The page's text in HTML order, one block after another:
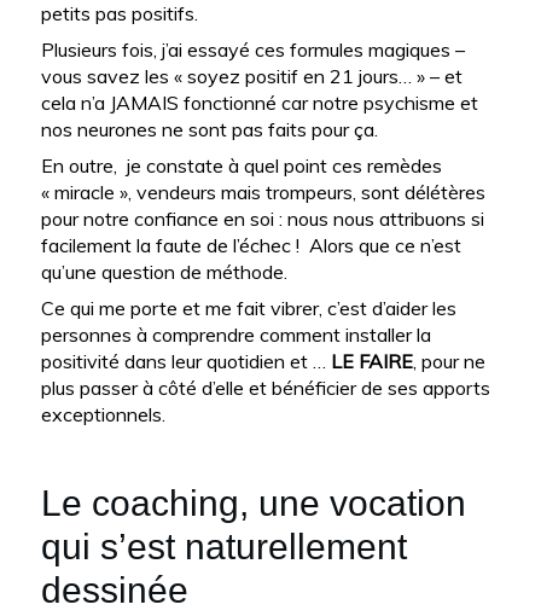
petits pas positifs.
Plusieurs fois, j’ai essayé ces formules magiques –
vous savez les « soyez positif en 21 jours… » – et
cela n’a JAMAIS fonctionné car notre psychisme et
nos neurones ne sont pas faits pour ça.
En outre, je constate à quel point ces remèdes
« miracle », vendeurs mais trompeurs, sont délétères
pour notre confiance en soi : nous nous attribuons si
facilement la faute de l’échec ! Alors que ce n’est
qu’une question de méthode.
Ce qui me porte et me fait vibrer, c’est d’aider les
personnes à comprendre comment installer la
positivité dans leur quotidien et … LE FAIRE, pour ne
plus passer à côté d’elle et bénéficier de ses apports
exceptionnels.
Le coaching, une vocation
qui s’est naturellement
dessinée